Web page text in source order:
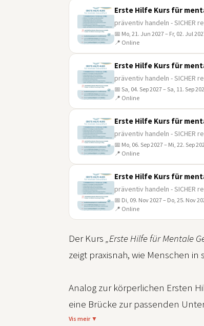
Erste Hilfe Kurs für
präventiv handeln - SICHER
📅 Mo, 21. Jun 2027 – Fr, 02. Jul
📍 Online
Erste Hilfe Kurs für
präventiv handeln - SICHER
📅 Sa, 04. Sep 2027 – Sa, 11. Sep
📍 Online
Erste Hilfe Kurs für
präventiv handeln - SICHER
📅 Mo, 06. Sep 2027 – Mi, 22. Sep
📍 Online
Erste Hilfe Kurs für
präventiv handeln - SICHER
📅 Di, 09. Nov 2027 – Do, 25. Nov
📍 Online
Der Kurs „Erste Hilfe für Mentale
zeigt praxisnah, wie Menschen
Analog zur körperlichen Ersten
eine Brücke zur passenden
Vis meir ▼